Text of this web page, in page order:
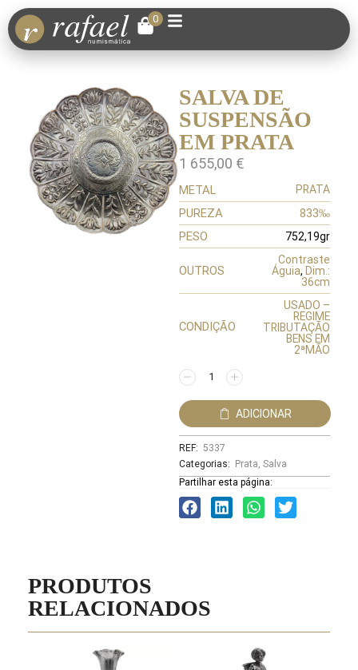
0
SALVA DE
SUSPENSÃO
EM PRATA
1 655,00 €
METAL PRATA
PUREZA 833‰
PESO 752,19gr
OUTROS
Contraste
Águia, Dim.:
36cm
CONDIÇÃO
USADO –
REGIME
TRIBUTAÇÃO
BENS EM
2ªMÃO
ADICIONAR
REF: 5337
Categorias:
Prata, Salva
Partilhar esta página:
PRODUTOS
RELACIONADOS